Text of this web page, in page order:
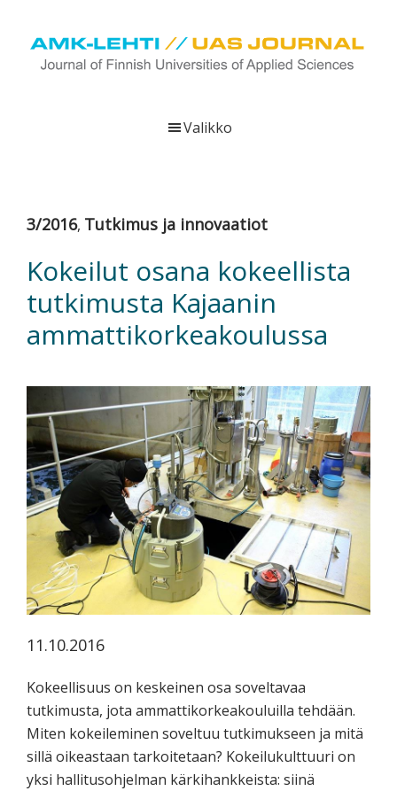
Hyppää
pääsisältöön
Hyppää
ensisijaiseen
Hyppää
alatunnisteeseen
viestittää
tutkimus-,
kehittämis-
innovaatiotoiminnasta
ammattikorkeakoulutusta
koskevasta
tutkimuksesta
kaikille
kiinnostuneille.
Valikko
3/2016, Tutkimus ja innovaatiot
Kokeilut osana kokeellista
tutkimusta Kajaanin
ammattikorkeakoulussa
11.10.2016
Kokeellisuus on keskeinen osa soveltavaa
tutkimusta, jota ammattikorkeakouluilla tehdään.
Miten kokeileminen soveltuu tutkimukseen ja mitä
sillä oikeastaan tarkoitetaan? Kokeilukulttuuri on
yksi hallitusohjelman kärkihankkeista: siinä